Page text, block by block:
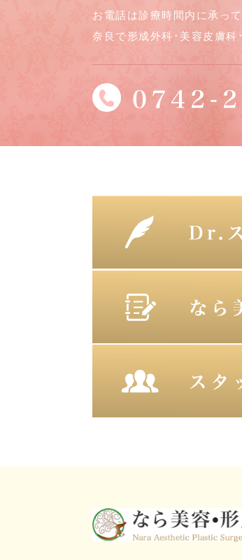
お電話は診療時間内に承って
奈良で形成外科･美容皮膚科